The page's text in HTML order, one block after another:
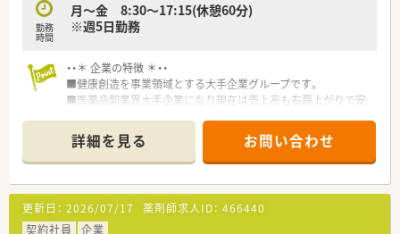
勤務
時間
月～金 8:30～17:15(休憩60分)
※週5日勤務
・・＊ 企業の特徴 ＊・・
■健康創造を事業領域とする大手企業グループです。
■医薬品卸業界大手企業になり現在は売上高も右肩上がりで安
■東証プライム上場 売上高2兆円以上を誇る医薬品専門商社で
す。
■医療現場に密着し、MS(営業)や管理薬剤師や配送者など幅広
い人が活躍しています。
・・＊ こんなお仕事です ＊・・
■管理薬剤師として薬事関連業務、品質管理業務、PMS(製造販売
詳細を見る お問い合わせ
更新日： 2026/07/17 薬剤師求人ID： 466440
契約社員
企業